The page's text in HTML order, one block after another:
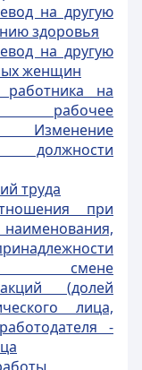
на другую
здоровья
на другую
женщин
на
должности
труда
при
смене
(долей
лица,
-